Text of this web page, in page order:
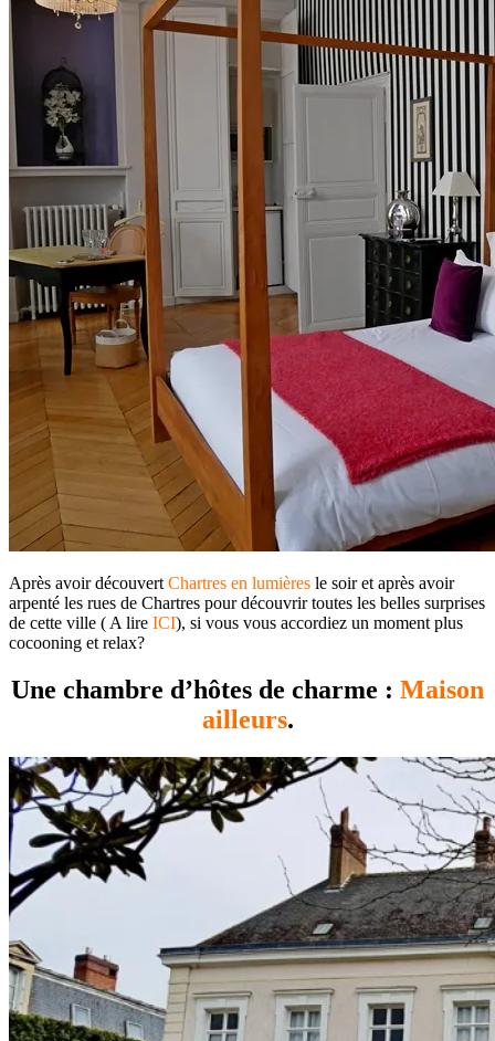
Après avoir découvert Chartres en lumières le soir et après avoir
arpenté les rues de Chartres pour découvrir toutes les belles surprises
de cette ville ( A lire ICI), si vous vous accordiez un moment plus
cocooning et relax?
Une chambre d’hôtes de charme : Maison
ailleurs.